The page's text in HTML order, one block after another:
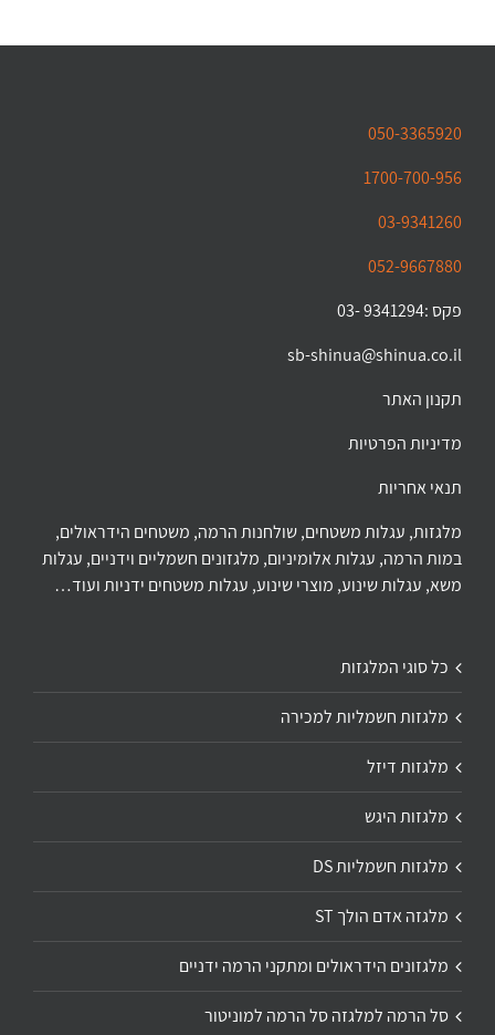
050-3365920
1700-700-956
03-9341260
052-9667880
פקס :9341294 -03
sb-shinua@shinua.co.il
תקנון האתר
מדיניות הפרטיות
תנאי אחריות
מלגזות, עגלות משטחים, שולחנות הרמה, משטחים הידראולים,
במות הרמה, עגלות אלומיניום, מלגזונים חשמליים וידניים, עגלות
משא, עגלות שינוע, מוצרי שינוע, עגלות משטחים ידניות ועוד…
כל סוגי המלגזות
מלגזות חשמליות למכירה
מלגזות דיזל
מלגזות היגש
מלגזות חשמליות DS
מלגזה אדם הולך ST
מלגזונים הידראולים ומתקני הרמה ידניים
סל הרמה למלגזה סל הרמה למוניטור